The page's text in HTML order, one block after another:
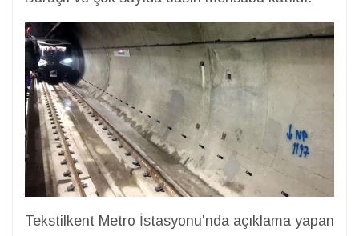
Tekstilkent Metro İstasyonu'nda açıklama yapan